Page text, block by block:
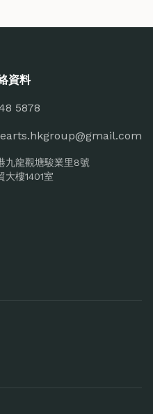
資料
5878
九龍觀塘駿業里8號
大樓1401室